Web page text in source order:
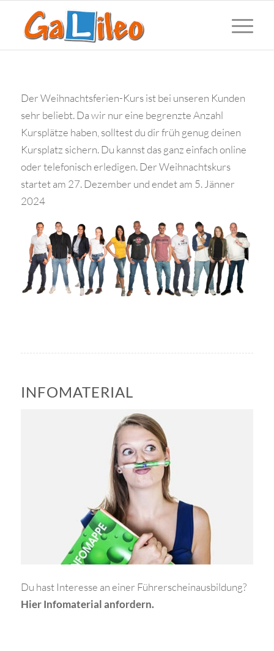
Der Weihnachtsferien-Kurs ist bei unseren Kunden
sehr beliebt. Da wir nur eine begrenzte Anzahl
Kursplätze haben, solltest du dir früh genug deinen
Kursplatz sichern. Du kannst das ganz einfach online
oder telefonisch erledigen. Der Weihnachtskurs
startet am 27. Dezember und endet am 5. Jänner
2024
INFOMATERIAL
Du hast Interesse an einer Führerscheinausbildung?
Hier Infomaterial anfordern.